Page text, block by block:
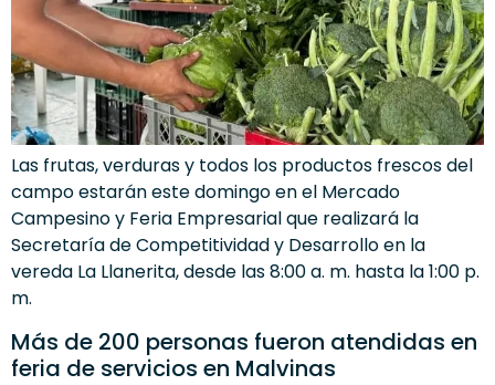
Las frutas, verduras y todos los productos frescos del
campo estarán este domingo en el Mercado
Campesino y Feria Empresarial que realizará la
Secretaría de Competitividad y Desarrollo en la
vereda La Llanerita, desde las 8:00 a. m. hasta la 1:00 p.
m.
Más de 200 personas fueron atendidas en
feria de servicios en Malvinas